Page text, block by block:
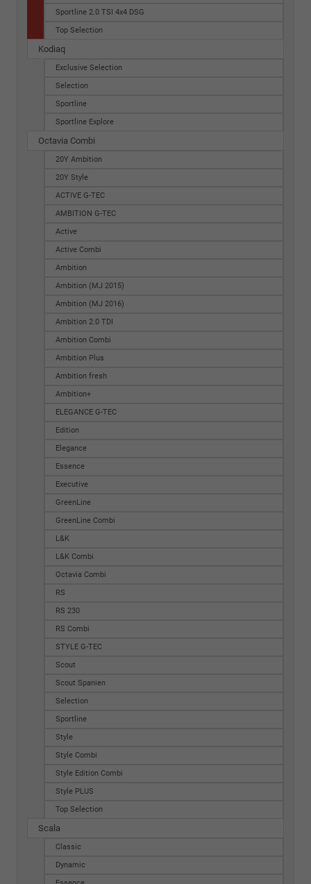
Sportline 2.0 TSI 4x4 DSG
Top Selection
Kodiaq
Exclusive Selection
Selection
Sportline
Sportline Explore
Octavia Combi
20Y Ambition
20Y Style
ACTIVE G-TEC
AMBITION G-TEC
Active
Active Combi
Ambition
Ambition (MJ 2015)
Ambition (MJ 2016)
Ambition 2.0 TDI
Ambition Combi
Ambition Plus
Ambition fresh
Ambition+
ELEGANCE G-TEC
Edition
Elegance
Essence
Executive
GreenLine
GreenLine Combi
L&K
L&K Combi
Octavia Combi
RS
RS 230
RS Combi
STYLE G-TEC
Scout
Scout Spanien
Selection
Sportline
Style
Style Combi
Style Edition Combi
Style PLUS
Top Selection
Scala
Classic
Dynamic